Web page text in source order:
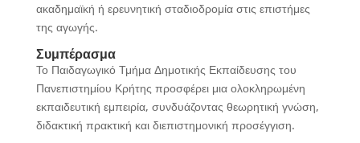
ακαδημαϊκή ή ερευνητική σταδιοδρομία στις επιστήμες
της αγωγής.
Συμπέρασμα
Το Παιδαγωγικό Τμήμα Δημοτικής Εκπαίδευσης του
Πανεπιστημίου Κρήτης προσφέρει μια ολοκληρωμένη
εκπαιδευτική εμπειρία, συνδυάζοντας θεωρητική γνώση,
διδακτική πρακτική και διεπιστημονική προσέγγιση.